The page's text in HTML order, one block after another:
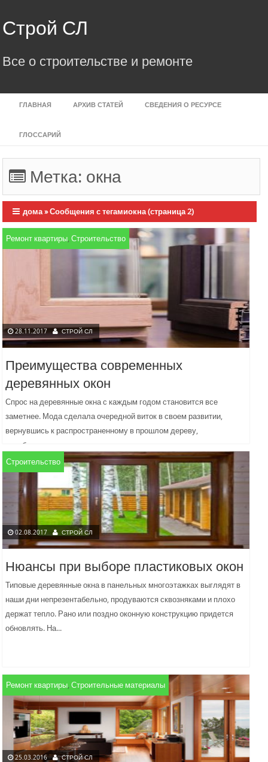
to
content
Строй СЛ
Все о строительстве и ремонте
ГЛАВНАЯ АРХИВ СТАТЕЙ СВЕДЕНИЯ О РЕСУРСЕ
ГЛОССАРИЙ
Метка: окна
дома»Сообщения с тегамиокна(страница 2)
Ремонт квартиры ,Строительство
28.11.2017 СТРОЙ СЛ
Преимущества современных
деревянных окон
Спрос на деревянные окна с каждым годом становится все
заметнее. Мода сделала очередной виток в своем развитии,
вернувшись к распространенному в прошлом дереву,
преобразовав его...
Строительство
02.08.2017 СТРОЙ СЛ
Нюансы при выборе пластиковых окон
Типовые деревянные окна в панельных многоэтажках выглядят в
наши дни непрезентабельно, продуваются сквозняками и плохо
держат тепло. Рано или поздно оконную конструкцию придется
обновлять. На...
Ремонт квартиры,Строительные материалы
25.03.2016 СТРОЙ СЛ